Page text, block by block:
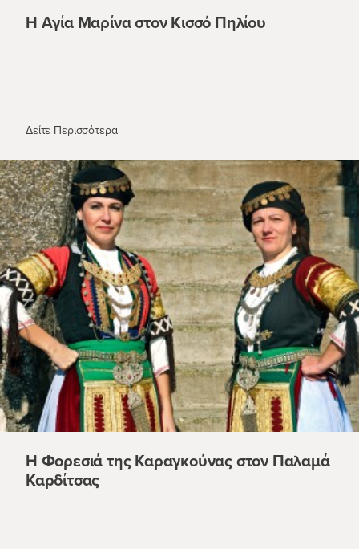
Η Αγία Μαρίνα στον Κισσό Πηλίου
Δείτε ΠερισσότεραΗ Αγία Μαρίνα στον Κισσό Πηλίου
Η Φορεσιά της Καραγκούνας στον Παλαμά
Καρδίτσας